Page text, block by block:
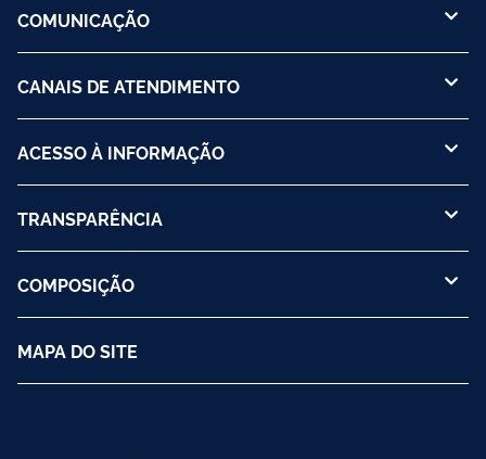
COMUNICAÇÃO
CANAIS DE ATENDIMENTO
ACESSO À INFORMAÇÃO
TRANSPARÊNCIA
COMPOSIÇÃO
MAPA DO SITE